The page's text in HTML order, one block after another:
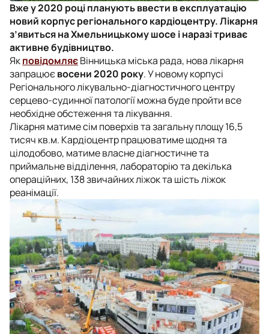
Вже у 2020 році планують ввести в експлуатацію
новий корпус регіонального кардіоцентру. Лікарня
з’явиться на Хмельницькому шосе і наразі триває
активне будівництво.
ЯкповідомляєВінницька міська рада, нова лікарня
запрацюєвосени 2020 року. У новому корпусі
Регіонального лікувально-діагностичного центру
серцево-судинної патології можна буде пройти все
необхідне обстеження та лікування.
Лікарня матиме сім поверхів та загальну площу 16,5
тисяч кв.м. Кардіоцентр працюватиме щодня та
цілодобово, матиме власне діагностичне та
приймальне відділення, лабораторію та декілька
операційних, 138 звичайних ліжок та шість ліжок
реанімації.